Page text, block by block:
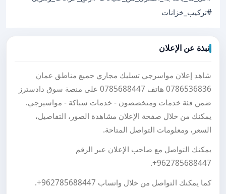
#تركيب_خزانات
نبذة عن الإعلان
شاهد إعلان مواسرجي تسليك مجاري جميع مناطق عمان
0786536836 هاتف 0785688447 على منصة سوق دادسترز
ضمن فئة خدمات ومتخصصون - خدمات سباكة - مواسيرجي.
يمكنك من خلال صفحة الإعلان مشاهدة الصور، التفاصيل،
السعر، ومعلومات التواصل المتاحة.
يمكنك التواصل مع صاحب الإعلان عبر الرقم
+962785688447
.
كما يمكنك التواصل من خلال واتساب +962785688447
.